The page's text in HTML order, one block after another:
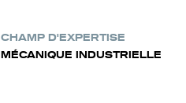
CHAMP D'EXPERTISE
MÉCANIQUE INDUSTRIELLE